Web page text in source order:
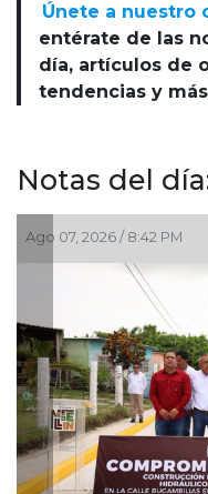
Únete a nuestro
entérate de las
día, artículos de
tendencias y
Notas del
Ago 07, 2026 / 6:20 PM